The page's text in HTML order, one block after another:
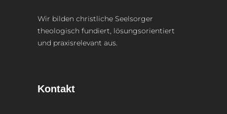
Wir bilden christliche Seelsorger
theologisch fundiert, lösungsorientiert
und praxisrelevant aus.
Kontakt